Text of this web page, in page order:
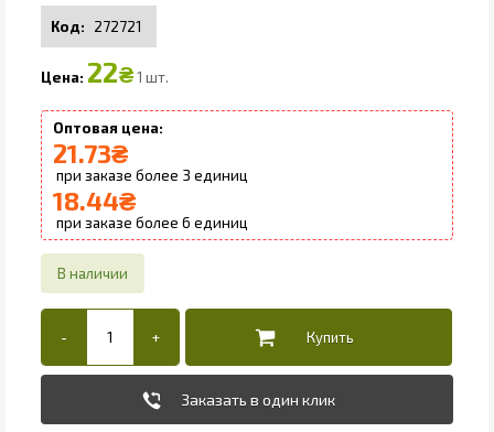
272721
22₴ 1 шт.
21.73₴
3
18.44₴
6
Заказать в один клик